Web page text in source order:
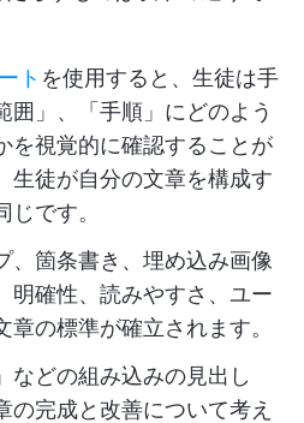
ト を使用すると、生徒は手
囲」、「手順」にどのよう
を視覚的に確認することが
生徒が自分の文章を構成す
です。
、箇条書き、埋め込み画像
明確性、読みやすさ、ユー
の標準が確立されます。
などの組み込みの見出し
の完成と改善について考え